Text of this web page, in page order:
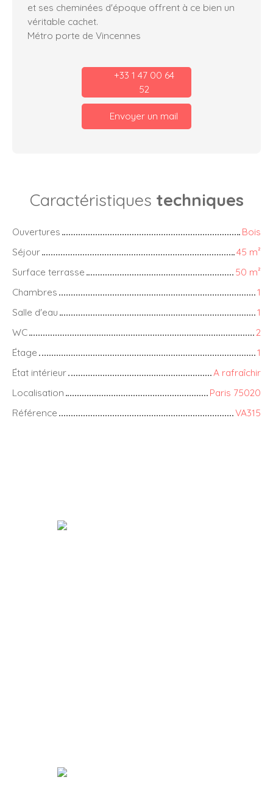
et ses cheminées d'époque offrent à ce bien un
véritable cachet.
Métro porte de Vincennes
+33 1 47 00 64
52
Envoyer un mail
Caractéristiques techniques
Ouvertures
Bois
Séjour
45 m²
Surface terrasse
50 m²
Chambres
1
Salle d'eau
1
WC
2
Étage
1
État intérieur
A rafraîchir
Localisation
Paris 75020
Référence
VA315